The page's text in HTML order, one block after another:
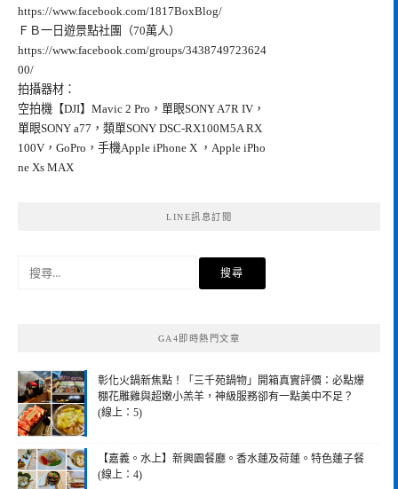
https://www.facebook.com/1817BoxBlog/
ＦＢ一日遊景點社團（70萬人）
https://www.facebook.com/groups/3438749723624
00/
拍攝器材：
空拍機【DJI】Mavic 2 Pro，單眼SONY A7R IV，
單眼SONY a77，類單SONY DSC-RX100M5A RX
100V，GoPro，手機Apple iPhone X ，Apple iPho
ne Xs MAX
LINE訊息訂閱
GA4即時熱門文章
彰化火鍋新焦點！「三千苑鍋物」開箱真實評價：必點爆
棚花雕雞與超嫩小羔羊，神級服務卻有一點美中不足？
(線上：5)
【嘉義。水上】新興園餐廳。香水蓮及荷蓮。特色蓮子餐
(線上：4)